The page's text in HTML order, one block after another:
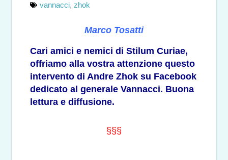
vannacci, zhok
Marco Tosatti
Cari amici e nemici di Stilum Curiae,
offriamo alla vostra attenzione questo
intervento di Andre Zhok su Facebook
dedicato al generale Vannacci. Buona
lettura e diffusione.
§§§